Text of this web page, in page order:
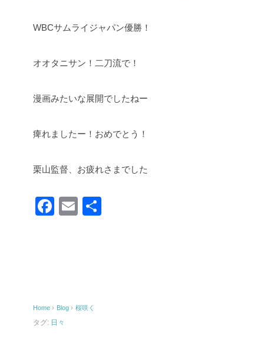
WBCサムライジャパン優勝！
オオタニサン！二刀流で！
漫画みたいな展開でしたねー
痺れましたー！おめでとう！
栗山監督、お疲れさまでした
F
o
o
E
Home › Blog › 桜咲く
タグ: 日々